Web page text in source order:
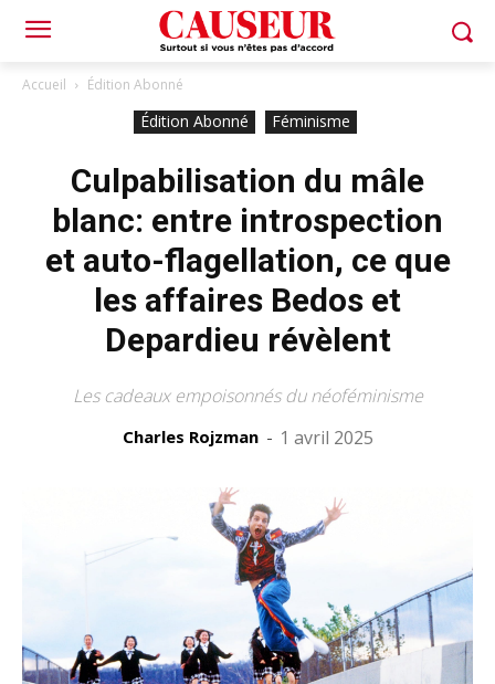
Accueil Édition Abonné
Édition Abonné Féminisme
Culpabilisation du mâle
blanc: entre introspection
et auto-flagellation, ce que
les affaires Bedos et
Depardieu révèlent
Les cadeaux empoisonnés du néoféminisme
Charles Rojzman - 1 avril 2025